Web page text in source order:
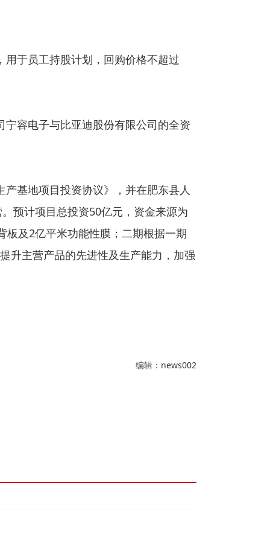
于员工持股计划，回购价格不超过
容电子与比亚迪股份有限公司的全资
基地项目投资协议》，并在肥东县人
预计项目总投资50亿元，资金来源为
板及2亿平米功能性膜；二期根据一期
升主营产品的先进性及生产能力，加强
编辑：news002